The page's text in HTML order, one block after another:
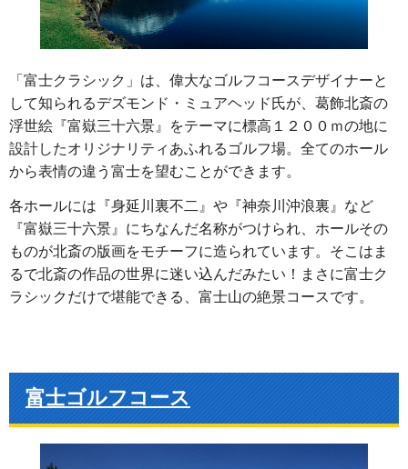
「富士クラシック」は、偉大なゴルフコースデザイナーと
して知られるデズモンド・ミュアヘッド氏が、葛飾北斎の
浮世絵『富嶽三十六景』をテーマに標高１２００ｍの地に
設計したオリジナリティあふれるゴルフ場。全てのホール
から表情の違う富士を望むことができます。
各ホールには『身延川裏不二』や『神奈川沖浪裏』など
『富嶽三十六景』にちなんだ名称がつけられ、ホールその
ものが北斎の版画をモチーフに造られています。そこはま
るで北斎の作品の世界に迷い込んだみたい！まさに富士ク
ラシックだけで堪能できる、富士山の絶景コースです。
富士ゴルフコース